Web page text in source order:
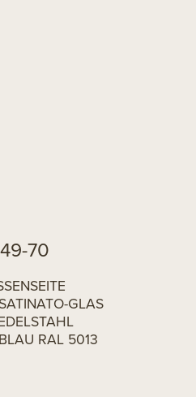
70
SATINATO-GLAS
RAL 5013